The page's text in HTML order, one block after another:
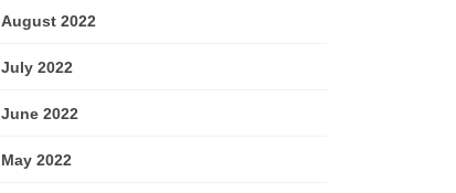
August 2022
July 2022
June 2022
May 2022